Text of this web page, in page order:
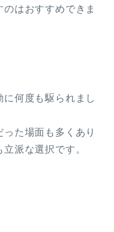
のはおすすめできま
何度も駆られまし
った場面も多くあり
派な選択です。